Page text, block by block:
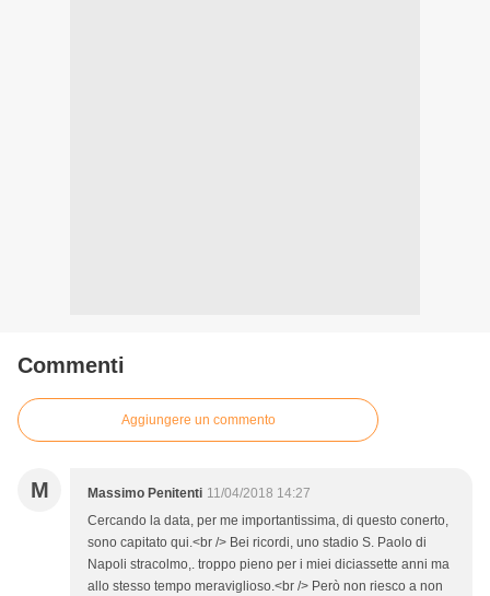
Commenti
Aggiungere un commento
M Massimo Penitenti 11/04/2018 14:27
Cercando la data, per me importantissima, di questo conerto,
sono capitato qui.<br /> Bei ricordi, uno stadio S. Paolo di
Napoli stracolmo,. troppo pieno per i miei diciassette anni ma
allo stesso tempo meraviglioso.<br /> Però non riesco a non